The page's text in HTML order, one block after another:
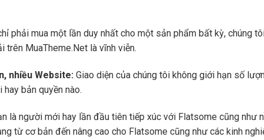
phải mua một lần duy nhất cho một sản phẩm bất kỳ, chúng
trên MuaTheme.Net là vĩnh viễn.
nhiều Website: Giao diện của chúng tôi không giới hạn số
bản quyền nào.
là người mới hay lần đầu tiên tiếp xúc với Flatsome cũng như
từ cơ bản đến nâng cao cho Flatsome cũng như các kinh